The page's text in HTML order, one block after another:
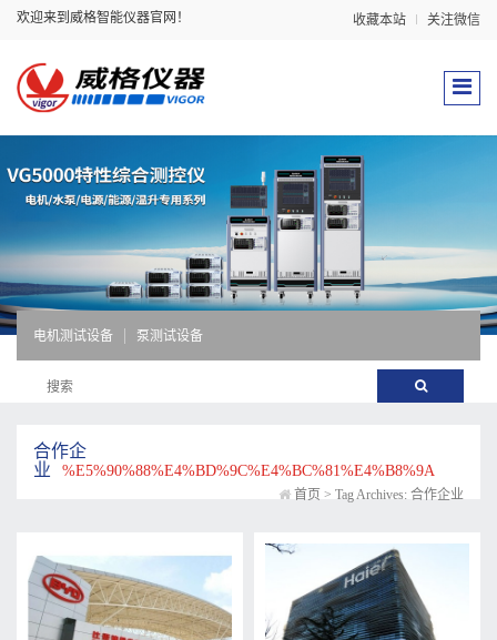
欢迎来到威格智能仪器官网！ 收藏本站 关注微信
电机测试设备 泵测试设备
合作企
业
%E5%90%88%E4%BD%9C%E4%BC%81%E4%B8%9A
首页 > Tag Archives: 合作企业